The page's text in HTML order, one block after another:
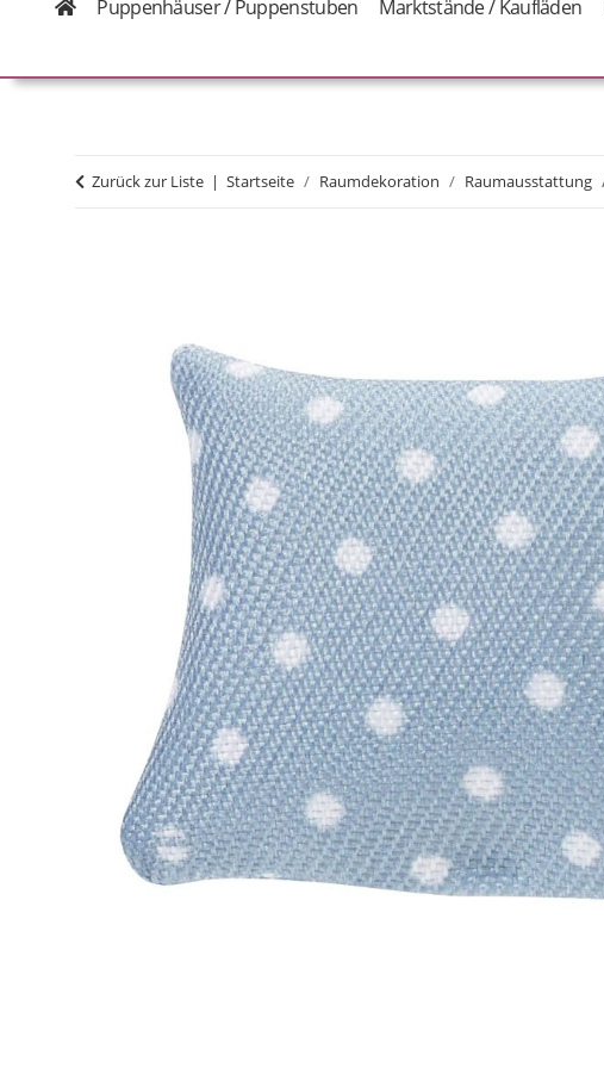
Puppenhäuser / Puppenstuben Marktstände / Kaufläden
Zurück zur Liste Startseite Raumdekoration Raumausstattung